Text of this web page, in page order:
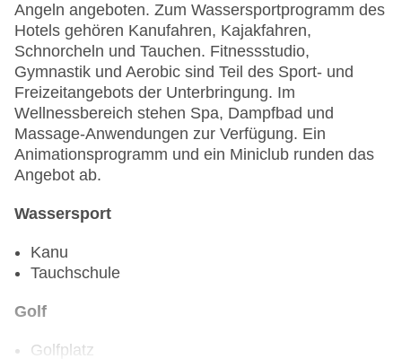
Angeln angeboten. Zum Wassersportprogramm des
Hotels gehören Kanufahren, Kajakfahren,
Schnorcheln und Tauchen. Fitnessstudio,
Gymnastik und Aerobic sind Teil des Sport- und
Freizeitangebots der Unterbringung. Im
Wellnessbereich stehen Spa, Dampfbad und
Massage-Anwendungen zur Verfügung. Ein
Animationsprogramm und ein Miniclub runden das
Angebot ab.
Wassersport
Kanu
Tauchschule
Golf
Golfplatz